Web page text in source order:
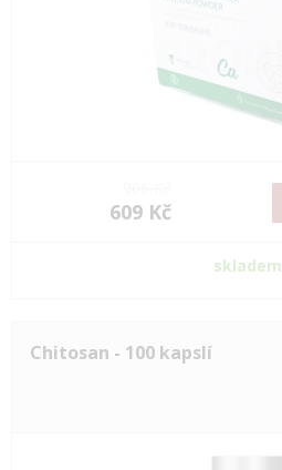
609 Kč
skladem
Chitosan - 100 kapslí